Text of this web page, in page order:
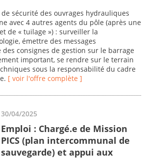
sécurité des ouvrages hydrauliques
avec 4 autres agents du pôle (après une
de « tuilage ») : surveiller la
émettre des messages
consignes de gestion sur le barrage
important, se rendre sur le terrain
sous la responsabilité du cadre
[ voir l'offre complète ]
30/04/2025
Emploi : Chargé.e de Mission
PICS (plan intercommunal de
sauvegarde) et appui aux